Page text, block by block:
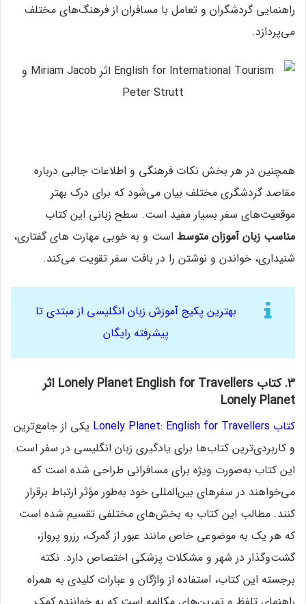
راهنمایی گردشگران و تعامل با مسافران از فرهنگ‌های مختلف
می‌پردازد.
همچنین در هر بخش نکات فرهنگی و اطلاعات جالبی درباره
مقاصد گردشگری مختلف بیان می‌شود که برای درک بهتر
موقعیت‌های سفر بسیار مفید است. سطح زبانی این کتاب
مناسب زبان‌ آموزان متوسط است و به‌ خوبی مهارت‌ های گفتاری،
شنیداری، خواندن و نوشتن را در بافت سفر تقویت می‌کند.
بهترین پکیج آموزش زبان انگلیسی از مبتدی تا
پیشرفته رایگان
3. کتاب Lonely Planet English for Travellers اثر
Lonely Planet
کتاب Lonely Planet: English for Travellers
یکی از جامع‌ترین
و کاربردی‌ترین کتاب‌ها برای یادگیری زبان انگلیسی در سفر است.
این کتاب به‌صورت ویژه برای مسافرانی طراحی شده است که
می‌خواهند در سفرهای بین‌المللی خود به‌طور مؤثر ارتباط برقرار
کنند. مطالب این کتاب به بخش‌های مختلفی تقسیم شده است
که هر یک به موضوعی خاص مانند عبور از گمرک، رزرو پرواز،
گشت‌وگذار در شهر و مشکلات پزشکی اختصاص دارد. نکته
برجسته این کتاب، استفاده از واژگان و عبارات کلیدی به همراه